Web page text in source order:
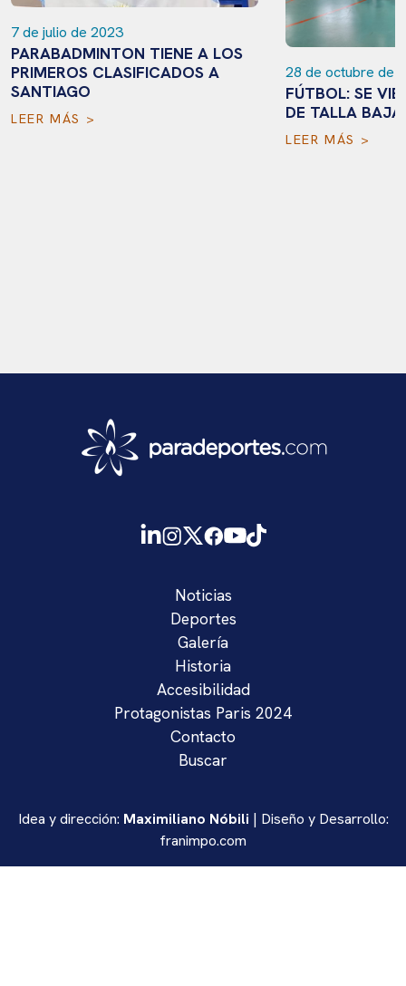
7 de julio de 2023
PARABADMINTON TIENE A LOS
PRIMEROS CLASIFICADOS A
SANTIAGO
LEER MÁS >
28 de octubre de
FÚTBOL: SE
DE TALLA BAJA
LEER MÁS >
Noticias
Deportes
Galería
Historia
Accesibilidad
Protagonistas Paris 2024
Contacto
Buscar
Idea y dirección: Maximiliano Nóbili | Diseño y Desarrollo:
franimpo.com